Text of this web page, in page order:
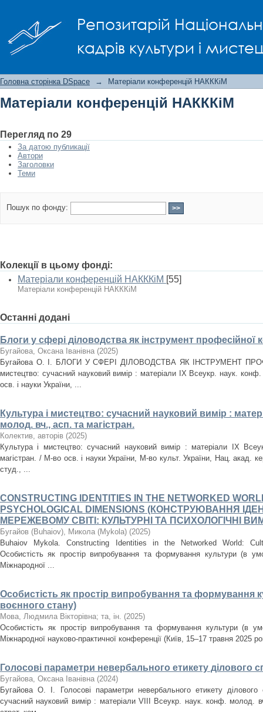
Репозитарій
кадрів культури і
Головна сторінка DSpace → Матеріали конференцій НАКККіМ
Матеріали конференцій НАКККіМ
Перегляд по 29
За датою публикації
Автори
Заголовки
Теми
Пошук по фонду:
Колекції в цьому фонді:
Матеріали конференцій НАКККіМ [55]
Матеріали конференцій НАКККіМ
Останні додані
Блоги у сфері діловодства як інструмент професійної
Бугайова, Оксана Іванівна (2025)
Бугайова О. І. БЛОГИ У СФЕРІ ДІЛОВОДСТВА ЯК ІНСТРУМЕНТ
мистецтво: сучасний науковий вимір : матеріали IX Всеукр. наук.
осв. і науки України, ...
Культура і мистецтво: сучасний науковий вимір :
молод. вч., асп. та магістран.
Колектив, авторів (2025)
Культура і мистецтво: сучасний науковий вимір : матеріали IX
магістран. / М-во осв. і науки України, М-во культ. України, Нац. акад.
студ., ...
CONSTRUCTING IDENTITIES IN THE NETWORKED
PSYCHOLOGICAL DIMENSIONS (КОНСТРУЮВАННЯ
МЕРЕЖЕВОМУ СВІТІ: КУЛЬТУРНІ ТА ПСИХОЛОГІЧНІ
Бугайов (Buhaiov), Микола (Mykola) (2025)
Buhaiov Mykola. Constructing Identities in the Networked World:
Особистість як простір випробування та формування культури (в
Міжнародної ...
Особистість як простір випробування та формування
воєнного стану)
Мова, Людмила Вікторівна; та, ін. (2025)
Особистість як простір випробування та формування культури (в
Міжнародної науково-практичної конференції (Київ, 15–17 травня 2025
Голосові параметри невербального етикету ділового
Бугайова, Оксана Іванівна (2024)
Бугайова О. І. Голосові параметри невербального етикету ділового
сучасний науковий вимір : матеріали VIII Всеукр. наук. конф. молод.